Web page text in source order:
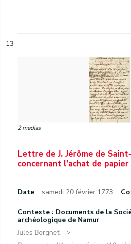
13
2 medias
Lettre de J. Jérôme de
concernant l'achat de
Date samedi 20 février 1773
Contexte : Documents de la
archéologique de Namur
Jules Borgnet.